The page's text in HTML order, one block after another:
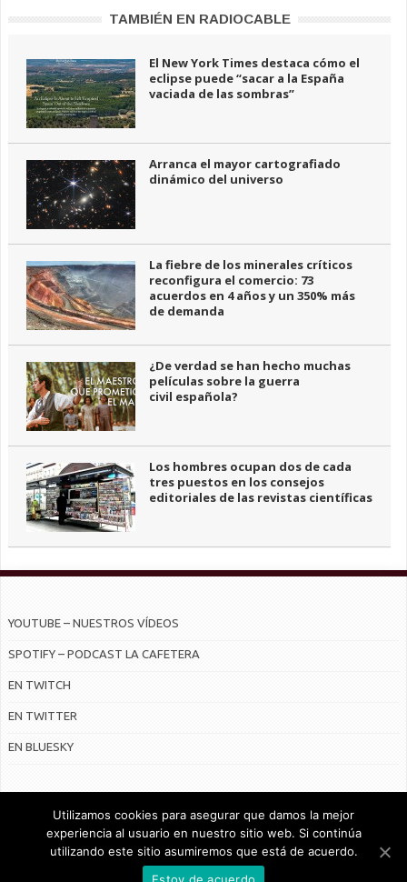
TAMBIÉN EN RADIOCABLE
El New York Times destaca cómo el
eclipse puede “sacar a la España
vaciada de las sombras”
Arranca el mayor cartografiado
dinámico del universo
La fiebre de los minerales críticos
reconfigura el comercio: 73
acuerdos en 4 años y un 350% más
de demanda
¿De verdad se han hecho muchas
películas sobre la guerra
civil española?
Los hombres ocupan dos de cada
tres puestos en los consejos
editoriales de las revistas científicas
YOUTUBE – NUESTROS VÍDEOS
SPOTIFY – PODCAST LA CAFETERA
EN TWITCH
EN TWITTER
EN BLUESKY
© Radiocable en Internet S.L.
Utilizamos cookies para asegurar que damos la mejor
experiencia al usuario en nuestro sitio web. Si continúa
utilizando este sitio asumiremos que está de acuerdo.
Estoy de acuerdo